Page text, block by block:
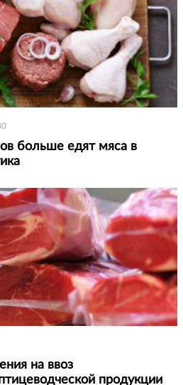
больше едят мяса в
на ввоз
продукции